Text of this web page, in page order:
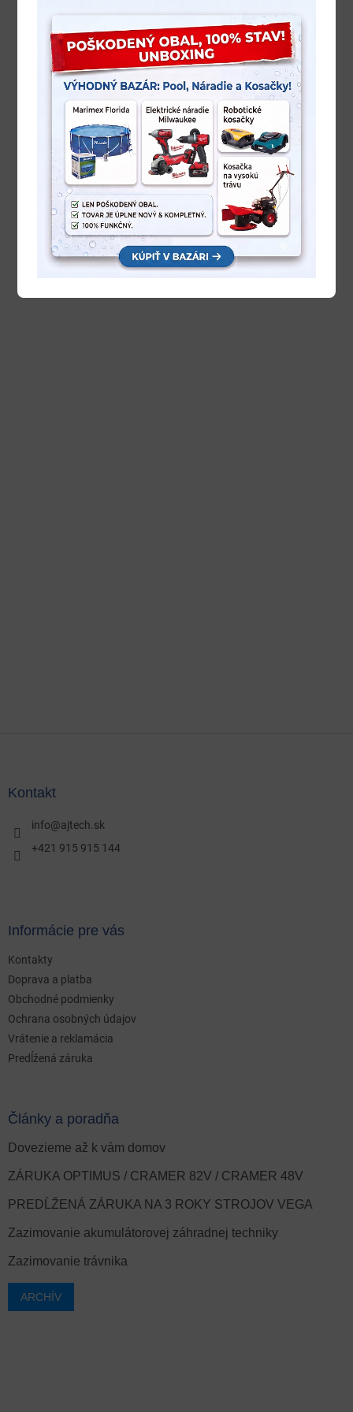
Kontakt
info@ajtech.sk
+421 915 915 144
Informácie pre vás
Kontakty
Doprava a platba
Obchodné podmienky
Ochrana osobných údajov
Vrátenie a reklamácia
Predĺžená záruka
Články a poradňa
Dovezieme až k vám domov
ZÁRUKA OPTIMUS / CRAMER 82V / CRAMER 48V
PREDĹŽENÁ ZÁRUKA NA 3 ROKY STROJOV VEGA
Zazimovanie akumulátorovej záhradnej techniky
Zazimovanie trávnika
ARCHÍV